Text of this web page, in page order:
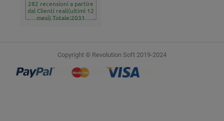
282 recensioni a partire
dal Clienti reali(ultimi 12
mesi) Totale:2031
Copyright © Revolution Soft 2019-2024